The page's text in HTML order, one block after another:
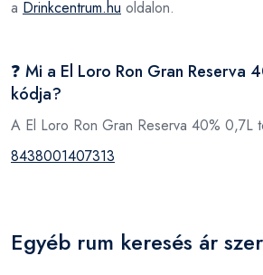
a Drinkcentrum.hu oldalon.
❓ Mi a El Loro Ron Gran Reserva
kódja?
A El Loro Ron Gran Reserva 40% 0,7L
8438001407313
Egyéb rum keresés ár